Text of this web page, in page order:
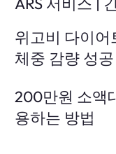
위고비 다이어
체중 감량 성
200만원 소액
용하는 방법